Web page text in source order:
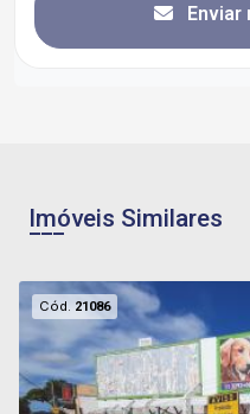
Enviar
Imóveis Similares
Cód. 21086